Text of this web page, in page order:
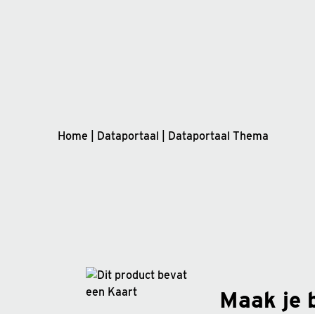
Home Dataportaal Dataportaal Thema
Maak je